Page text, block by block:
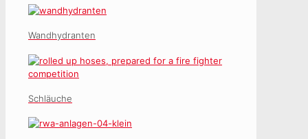
Wandhydranten
Schläuche